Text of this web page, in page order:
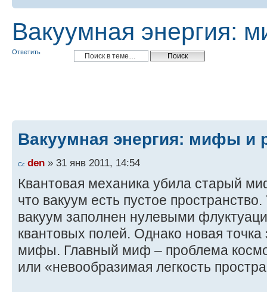
Вакуумная энергия:
Ответить
Вакуумная энергия: мифы и
den » 31 янв 2011, 14:54
Квантовая механика убила старый
что вакуум есть пустое
вакуум заполнен нулевыми
квантовых полей. Однако новая
мифы. Главный миф – проблема
или «невообразимая легкость